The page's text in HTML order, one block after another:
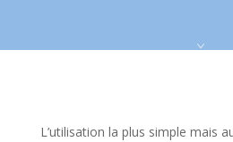
L’utilisation la plus simple mais